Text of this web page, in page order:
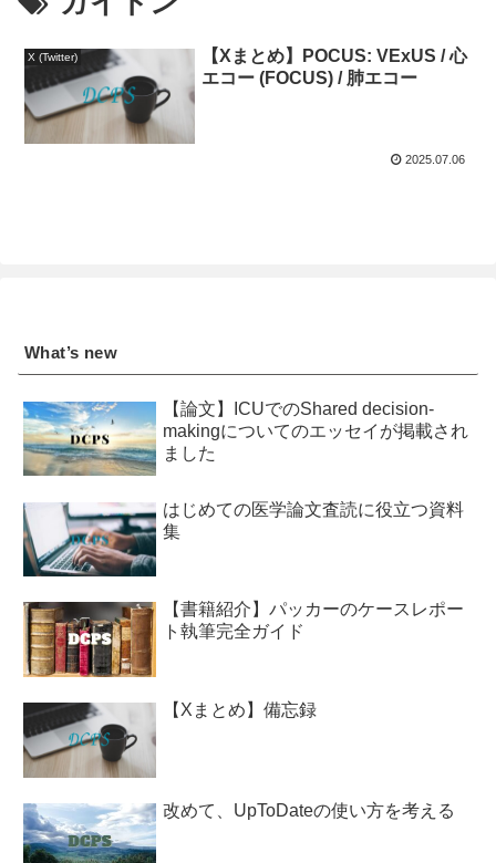
X (Twitter)
【Xまとめ】POCUS: VExUS / 心
エコー (FOCUS) / 肺エコー
2025.07.06
What’s new
【論文】ICUでのShared decision-
makingについてのエッセイが掲載され
ました
はじめての医学論文査読に役立つ資料
集
【書籍紹介】パッカーのケースレポー
ト執筆完全ガイド
【Xまとめ】備忘録
改めて、UpToDateの使い方を考える